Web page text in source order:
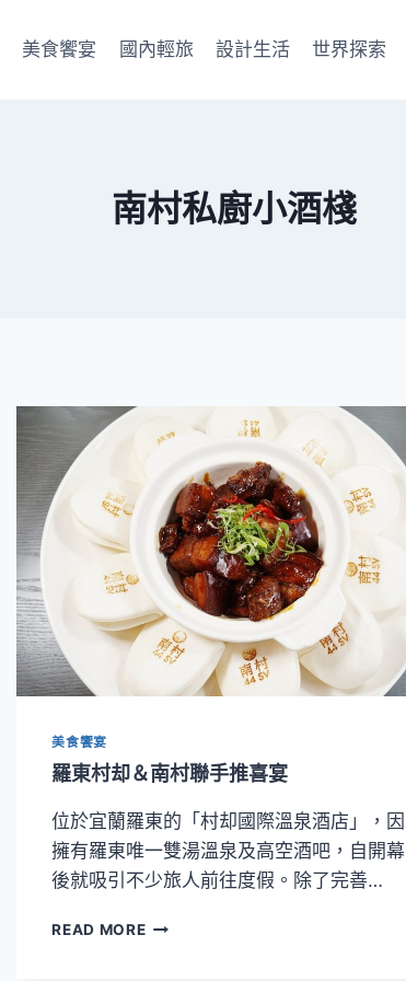
美食饗宴 國內輕旅 設計生活 世界探索
南村私廚小酒棧
美食饗宴
羅東村却＆南村聯手推喜宴
位於宜蘭羅東的「村却國際溫泉酒店」，因
擁有羅東唯一雙湯溫泉及高空酒吧，自開幕
後就吸引不少旅人前往度假。除了完善…
READ MORE羅